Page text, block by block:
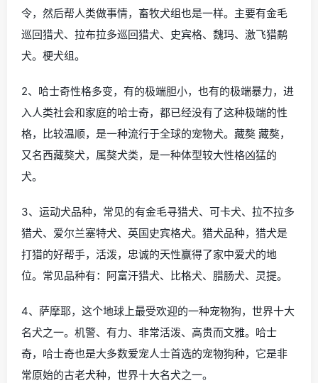
令，然后帮人类做事情，畜牧犬组也是一样。主要有金毛
巡回猎犬、拉布拉多巡回猎犬、史宾格、魏玛、激飞猎鹬
犬。梗犬组。
2、哈士奇性格多变，有的极端胆小，也有的极端暴力，进
入人类社会和家庭的哈士奇，都已经没有了这种极端的性
格，比较温顺，是一种流行于全球的宠物犬。藏獒 藏獒，
又名西藏獒犬，属獒犬类，是一种体型较大性格凶猛的
犬。
3、运动犬品种，常见的有金毛寻猎犬、可卡犬、拉不拉多
猎犬、爱尔兰塞特犬、英国史宾格犬。猎犬品种，猎犬是
打猎的好帮手，活泼，忠诚的天性赢得了家中爱犬的地
位。常见品种有：阿富汗猎犬、比格犬、腊肠犬、灵提。
4、萨摩耶，这个地球上最受欢迎的一种宠物狗，世界十大
名犬之一。机警、有力、非常活泼、高贵而文雅。哈士
奇，哈士奇也是大多数爱宠人士首选的宠物狗种，它是非
常原始的古老犬种，世界十大名犬之一。